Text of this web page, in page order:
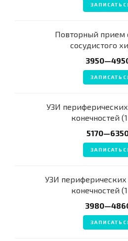
Повторный прием
сосудистого
УЗИ
конечностей
УЗИ периферических
конечностей